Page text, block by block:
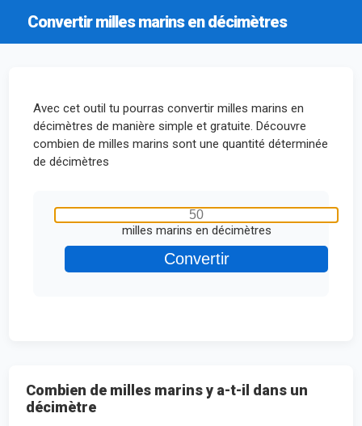
Convertir milles marins en décimètres
Avec cet outil tu pourras convertir milles marins en
décimètres de manière simple et gratuite. Découvre
combien de milles marins sont une quantité déterminée
de décimètres
milles marins en décimètres
Combien de milles marins y a-t-il dans un
décimètre